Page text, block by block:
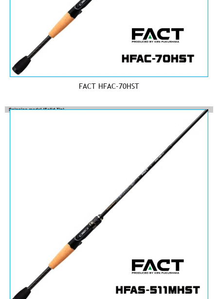
FACT HFAC-70HST